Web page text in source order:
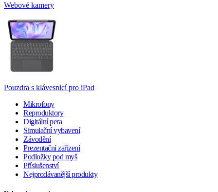
Webové kamery
Pouzdra s klávesnicí pro iPad
Mikrofony
Reproduktory
Digitální pera
Simulační vybavení
Závodění
Prezentační zařízení
Podložky pod myš
Příslušenství
Nejprodávanější produkty